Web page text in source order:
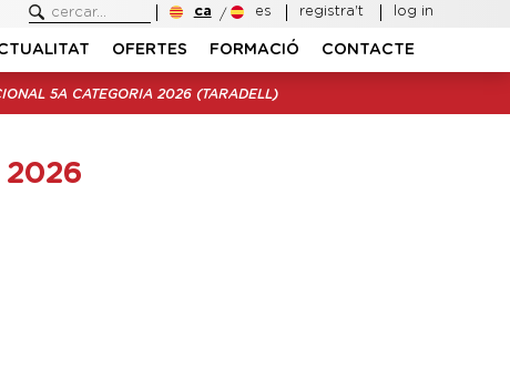
ca es registra't log in
OFERTES FORMACIÓ CONTACTE
5A CATEGORIA 2026 (TARADELL)
2026